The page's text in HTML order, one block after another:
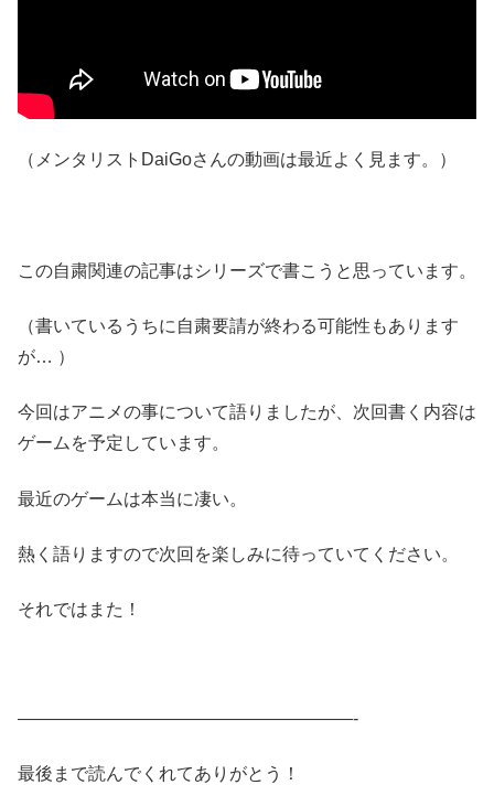
（メンタリストDaiGoさんの動画は最近よく見ます。）
この自粛関連の記事はシリーズで書こうと思っています。
（書いているうちに自粛要請が終わる可能性もあります
が… ）
今回はアニメの事について語りましたが、次回書く内容は
ゲームを予定しています。
最近のゲームは本当に凄い。
熱く語りますので次回を楽しみに待っていてください。
それではまた！
———————————————————-
最後まで読んでくれてありがとう！